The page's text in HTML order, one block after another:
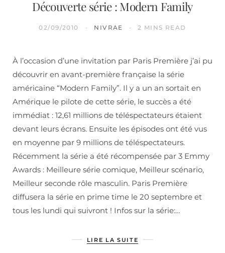
Découverte série : Modern Family
02/09/2010 NIVRAE 2 MINS READ
À l’occasion d’une invitation par Paris Première j’ai pu
découvrir en avant-première française la série
américaine “Modern Family”. Il y a un an sortait en
Amérique le pilote de cette série, le succès a été
immédiat : 12,61 millions de téléspectateurs étaient
devant leurs écrans. Ensuite les épisodes ont été vus
en moyenne par 9 millions de téléspectateurs.
Récemment la série a été récompensée par 3 Emmy
Awards : Meilleure série comique, Meilleur scénario,
Meilleur seconde rôle masculin. Paris Première
diffusera la série en prime time le 20 septembre et
tous les lundi qui suivront ! Infos sur la série:…
LIRE LA SUITE